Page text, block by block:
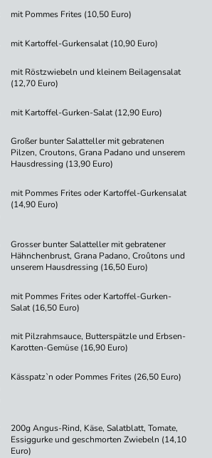
mit Pommes Frites (10,50 Euro)
mit Kartoffel-Gurkensalat (10,90 Euro)
mit Röstzwiebeln und kleinem Beilagensalat
(12,70 Euro)
mit Kartoffel-Gurken-Salat (12,90 Euro)
Großer bunter Salatteller mit gebratenen
Pilzen, Croutons, Grana Padano und unserem
Hausdressing (13,90 Euro)
mit Pommes Frites oder Kartoffel-Gurkensalat
(14,90 Euro)
Grosser bunter Salatteller mit gebratener
Hähnchenbrust, Grana Padano, Croûtons und
unserem Hausdressing (16,50 Euro)
mit Pommes Frites oder Kartoffel-Gurken-
Salat (16,50 Euro)
mit Pilzrahmsauce, Butterspätzle und Erbsen-
Karotten-Gemüse (16,90 Euro)
Kässpatz`n oder Pommes Frites (26,50 Euro)
200g Angus-Rind, Käse, Salatblatt, Tomate,
Essiggurke und geschmorten Zwiebeln (14,10
Euro)